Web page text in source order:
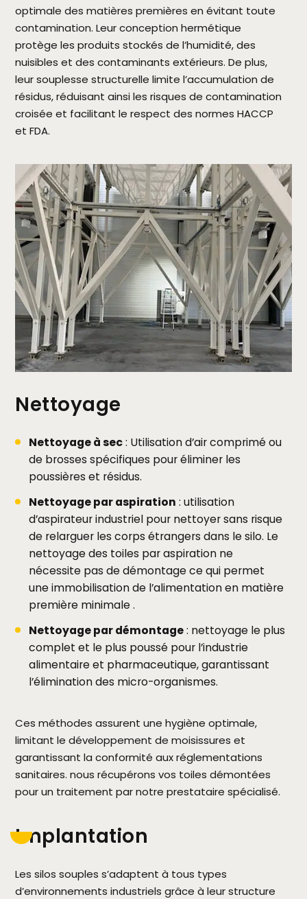
optimale des matières premières en évitant toute
contamination. Leur conception hermétique
protège les produits stockés de l’humidité, des
nuisibles et des contaminants extérieurs. De plus,
leur souplesse structurelle limite l’accumulation de
résidus, réduisant ainsi les risques de contamination
croisée et facilitant le respect des normes HACCP
et FDA.
Nettoyage
Nettoyage à sec: Utilisation d’air comprimé ou
de brosses spécifiques pour éliminer les
poussières et résidus.
Nettoyage par aspiration : utilisation
d’aspirateur industriel pour nettoyer sans risque
de relarguer les corps étrangers dans le silo. Le
nettoyage des toiles par aspiration ne
nécessite pas de démontage ce qui permet
une immobilisation de l’alimentation en matière
première minimale .
Nettoyage par démontage: nettoyage le plus
complet et le plus poussé pour l’industrie
alimentaire et pharmaceutique, garantissant
l’élimination des micro-organismes.
Ces méthodes assurent une hygiène optimale,
limitant le développement de moisissures et
garantissant la conformité aux réglementations
sanitaires. nous récupérons vos toiles démontées
pour un traitement par notre prestataire spécialisé.
Implantation
Les silos souples s’adaptent à tous types
d’environnements industriels grâce à leur structure